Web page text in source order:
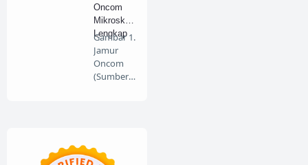
Oncom
Mikroskop
Lengkap
Gambar 1.
Jamur
Oncom
(Sumber :